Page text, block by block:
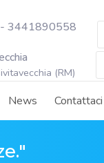
3441890558
(RM)
News Contattaci